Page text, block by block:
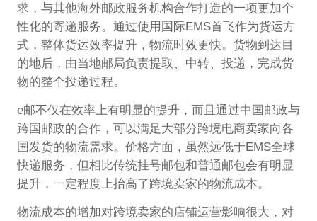
求，与其他海外邮政服务机构合作打造的一项更加个
性化的寄递服务。通过使用国际EMS首飞作为货运方
式，整体货运效率提升，物流时效更快。货物到达目
的地后，由当地邮局负责提取、中转、投递，完成货
物的整个投递过程。
e邮不仅在效率上有明显的提升，而且通过中国邮政与
跨国邮政的合作，可以满足大部分跨境电商卖家向各
国发货的物流需求。价格方面，虽然远低于EMS全球
快递服务，但相比传统挂号邮包和普通邮包会有明显
提升，一定程度上抬高了跨境卖家的物流成本。
物流成本的增加对跨境卖家的店铺运营影响很大，对